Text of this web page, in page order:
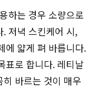
하는 경우 소량으로
저녁 스킨케어 시,
에 얇게 펴 바릅니다.
표로 합니다. 레티날
바르는 것이 매우